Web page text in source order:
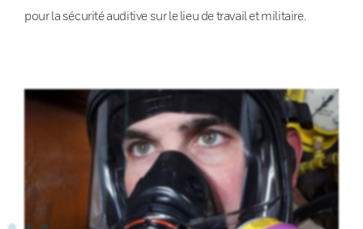
pour la sécurité auditive sur le lieu de travail et militaire.